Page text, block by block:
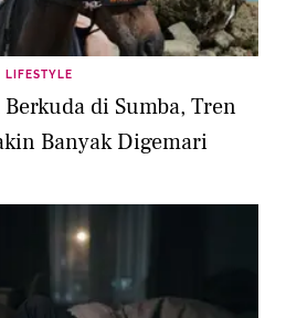
LIFESTYLE
di Sumba, Tren
Banyak Digemari